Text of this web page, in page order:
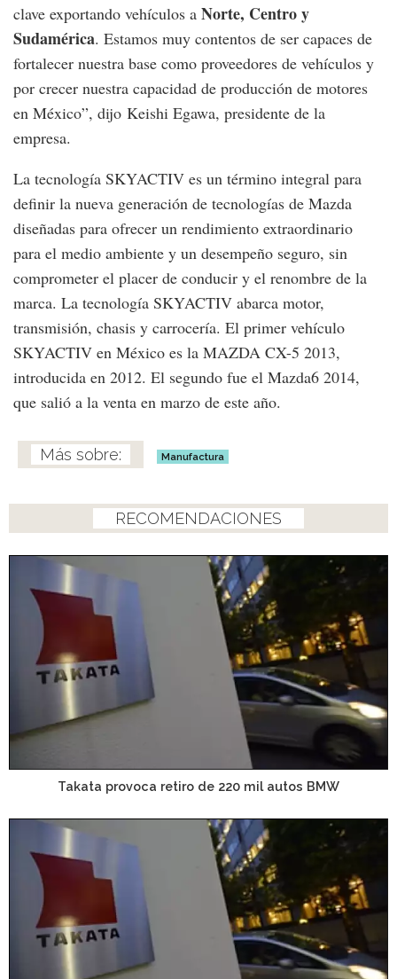
clave exportando vehículos a Norte, Centro y
Sudamérica. Estamos muy contentos de ser capaces de
fortalecer nuestra base como proveedores de vehículos y
por crecer nuestra capacidad de producción de motores
en México”, dijo Keishi Egawa, presidente de la
empresa.
La tecnología SKYACTIV es un término integral para
definir la nueva generación de tecnologías de Mazda
diseñadas para ofrecer un rendimiento extraordinario
para el medio ambiente y un desempeño seguro, sin
comprometer el placer de conducir y el renombre de la
marca. La tecnología SKYACTIV abarca motor,
transmisión, chasis y carrocería. El primer vehículo
SKYACTIV en México es la MAZDA CX-5 2013,
introducida en 2012. El segundo fue el Mazda6 2014,
que salió a la venta en marzo de este año.
Manufactura
RECOMENDACIONES
Takata provoca retiro de 220 mil autos BMW